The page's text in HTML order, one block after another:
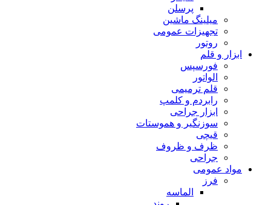
پرسلن
میلینگ ماشین
تجهیزات عمومی
روتور
ابزار و قلم
فورسپس
الواتور
قلم ترمیمی
رابردم و کلمپ
ابزار جراحی
سوزنگیر و هموستات
قیچی
ظرف و ظروف
جراحی
مواد عمومی
فرز
الماسه